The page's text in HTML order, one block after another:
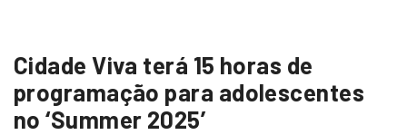
Cidade Viva terá 15 horas de
programação para adolescentes
no ‘Summer 2025’